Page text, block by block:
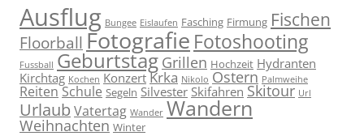
Ausflug Bungee Eislaufen Fasching Firmung Fischen
Floorball Fotografie Fotoshooting
Fussball Geburtstag Grillen Hochzeit Hydranten
Kirchtag Kochen Konzert Krka Nikolo Ostern Palmweihe
Reiten Schule Segeln Silvester Skifahren Skitour Url
Urlaub Vatertag Wander Wandern
Weihnachten Winter